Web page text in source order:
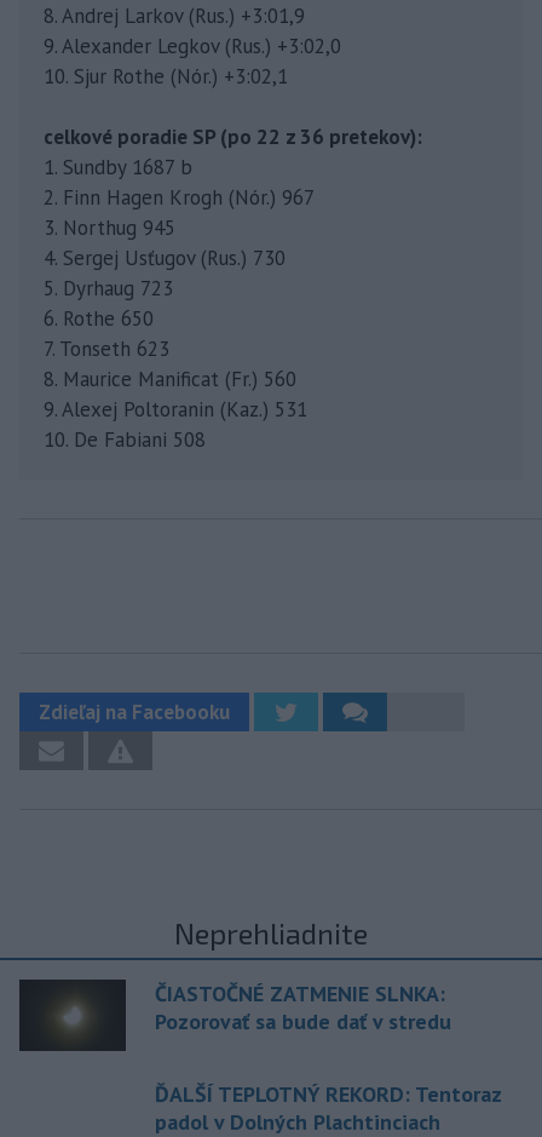
8. Andrej Larkov (Rus.) +3:01,9
9. Alexander Legkov (Rus.) +3:02,0
10. Sjur Rothe (Nór.) +3:02,1
celkové poradie SP (po 22 z 36 pretekov):
1. Sundby 1687 b
2. Finn Hagen Krogh (Nór.) 967
3. Northug 945
4. Sergej Usťugov (Rus.) 730
5. Dyrhaug 723
6. Rothe 650
7. Tonseth 623
8. Maurice Manificat (Fr.) 560
9. Alexej Poltoranin (Kaz.) 531
10. De Fabiani 508
Zdieľaj na Facebooku
Neprehliadnite
ČIASTOČNÉ ZATMENIE SLNKA:
Pozorovať sa bude dať v stredu
ĎALŠÍ TEPLOTNÝ REKORD: Tentoraz
padol v Dolných Plachtinciach